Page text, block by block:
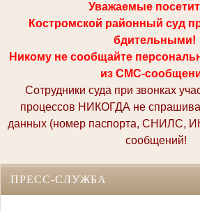
Уважаемые
Костромской районный суд
бдительными!
Никому не сообщайте
из СМС-
Сотрудники суда при звонках
процессов НИКОГДА не
данных (номер паспорта, СНИЛС,
сообщений!
ПРЕСС-СЛУЖБА